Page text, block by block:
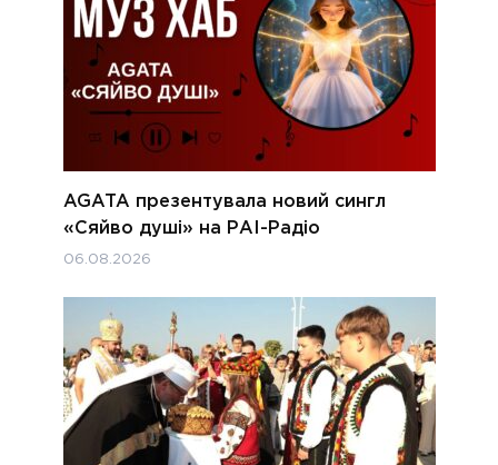
AGATA презентувала новий сингл
«Сяйво душі» на РАІ-Радіо
06.08.2026